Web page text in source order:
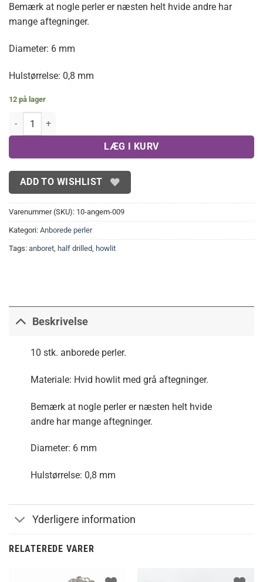
Bemærk at nogle perler er næsten helt hvide andre har
mange aftegninger.
Diameter: 6 mm
Hulstørrelse: 0,8 mm
12 på lager
Anboret howlit 6 mm(10 stk.) antal
LÆG I KURV
ADD TO WISHLIST
Varenummer (SKU): 10-angem-009
Kategori: Anborede perler
Tags: anboret, half drilled, howlit
Beskrivelse
10 stk. anborede perler.
Materiale: Hvid howlit med grå aftegninger.
Bemærk at nogle perler er næsten helt hvide
andre har mange aftegninger.
Diameter: 6 mm
Hulstørrelse: 0,8 mm
Yderligere information
RELATEREDE VARER